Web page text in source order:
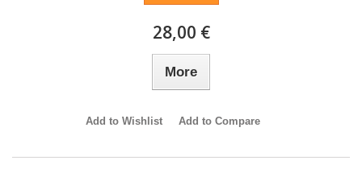
28,00 €
More
Add to Wishlist Add to Compare